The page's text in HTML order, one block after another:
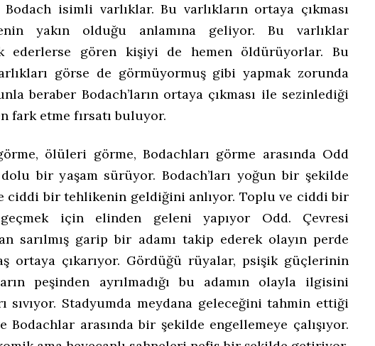
isimli varlıklar. Bu varlıkların ortaya çıkması
yakın olduğu anlamına geliyor. Bu varlıklar
ederlerse gören kişiyi de hemen öldürüyorlar. Bu
görse de görmüyormuş gibi yapmak zorunda
beraber Bodach’ların ortaya çıkması ile sezinlediği
fark etme fırsatı buluyor.
ölüleri görme, Bodachları görme arasında Odd
bir yaşam sürüyor. Bodach’ları yoğun bir şekilde
ciddi bir tehlikenin geldiğini anlıyor. Toplu ve ciddi bir
için elinden geleni yapıyor Odd. Çevresi
sarılmış garip bir adamı takip ederek olayın perde
ortaya çıkarıyor. Gördüğü rüyalar, psişik güçlerinin
peşinden ayrılmadığı bu adamın olayla ilgisini
sıvıyor. Stadyumda meydana geleceğini tahmin ettiği
Bodachlar arasında bir şekilde engellemeye çalışıyor.